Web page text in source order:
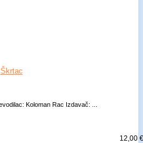
Škrtac
Koloman Rac Izdavač: ...
12,00 €